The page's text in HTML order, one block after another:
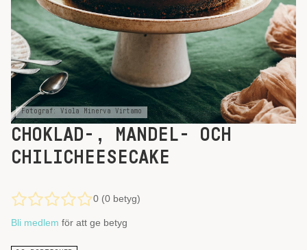
Fotograf: Viola Minerva Virtamo
CHOKLAD-, MANDEL- OCH
CHILICHEESECAKE
0 (0 betyg)
Bli medlem för att ge betyg